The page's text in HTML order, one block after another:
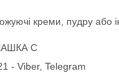
креми, пудру або
С
- Viber, Telegram